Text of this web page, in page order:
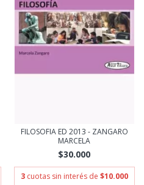
FILOSOFIA ED 2013 - ZANGARO
MARCELA
$30.000
3 cuotas sin interés de $10.000